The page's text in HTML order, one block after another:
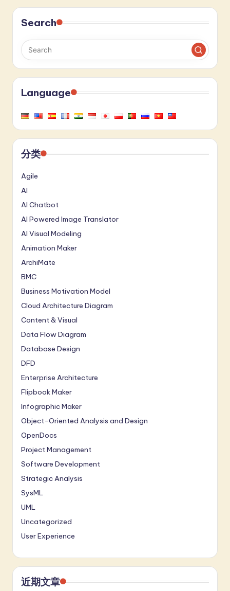
Search
Language
分类
Agile
AI
AI Chatbot
AI Powered Image Translator
AI Visual Modeling
Animation Maker
ArchiMate
BMC
Business Motivation Model
Cloud Architecture Diagram
Content & Visual
Data Flow Diagram
Database Design
DFD
Enterprise Architecture
Flipbook Maker
Infographic Maker
Object-Oriented Analysis and Design
OpenDocs
Project Management
Software Development
Strategic Analysis
SysML
UML
Uncategorized
User Experience
近期文章